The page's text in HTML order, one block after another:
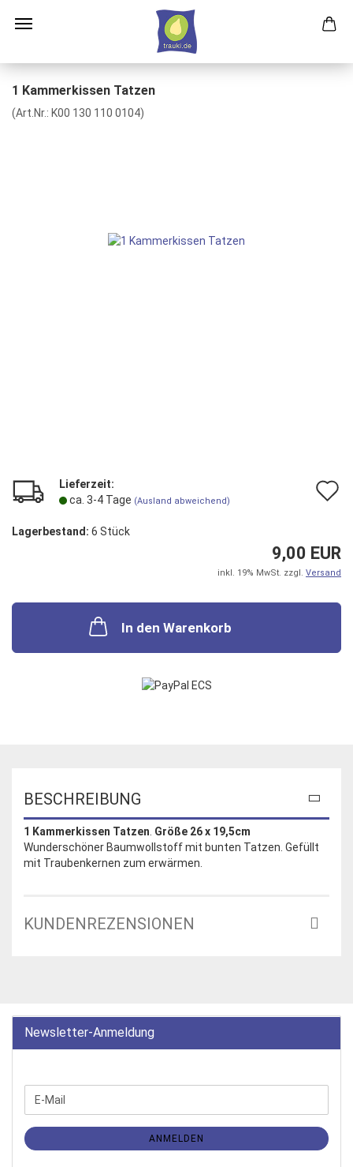
1 Kammerkissen Tatzen
(Art.Nr.: K00 130 110 0104)
Lieferzeit:
ca. 3-4 Tage (Ausland abweichend)
Lagerbestand: 6 Stück
9,00 EUR
inkl. 19% MwSt. zzgl. Versand
In den Warenkorb
BESCHREIBUNG
1 Kammerkissen Tatzen. Größe 26 x 19,5cm
Wunderschöner Baumwollstoff mit bunten Tatzen. Gefüllt
mit Traubenkernen zum erwärmen.
KUNDENREZENSIONEN
Newsletter-Anmeldung
WEITER
ZUR
NEWSLETTER-
ANMELDUNG
E-
Mail
ANMELDEN